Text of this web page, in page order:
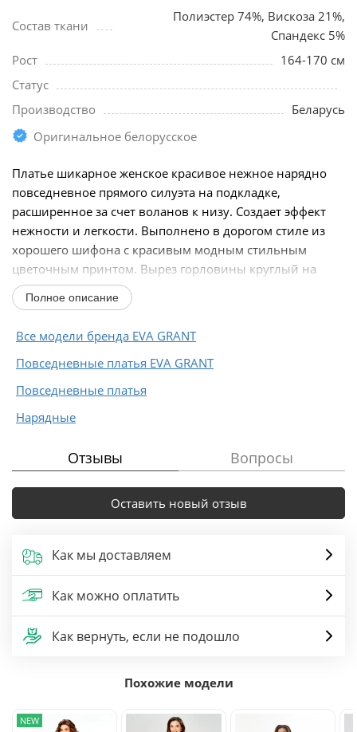
Состав ткани
Полиэстер 74%, Вискоза 21%,
Спандекс 5%
Рост
164-170 см
Статус
Производство
Беларусь
Оригинальное белорусское
Платье шикарное женское красивое нежное нарядно
повседневное прямого силуэта на подкладке,
расширенное за счет воланов к низу. Создает эффект
нежности и легкости. Выполнено в дорогом стиле из
хорошего шифона с красивым модным стильным
цветочным принтом. Вырез горловины круглый на
обтачке...
Полное описание
Все модели бренда EVA GRANT
Повседневные платья EVA GRANT
Повседневные платья
Нарядные
Отзывы Вопросы
Оставить новый отзыв
Как мы доставляем
Как можно оплатить
Как вернуть, если не подошло
Похожие модели
NEW